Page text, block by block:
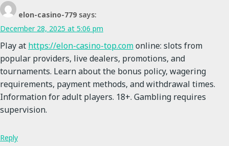
elon-casino-779 says:
December 28, 2025 at 5:06 pm
Play at https://elon-casino-top.comonline: slots from
popular providers, live dealers, promotions, and
tournaments. Learn about the bonus policy, wagering
requirements, payment methods, and withdrawal times.
Information for adult players. 18+. Gambling requires
supervision.
Reply